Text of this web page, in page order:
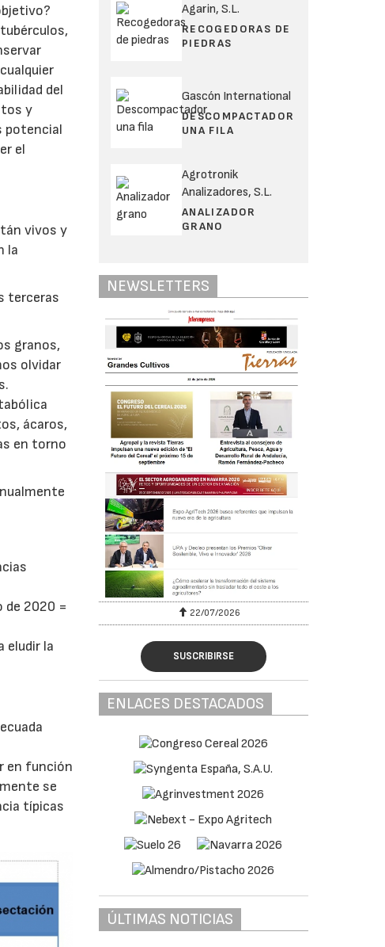
del
y
potencial
el
vivos y
la
terceras
granos,
olvidar
ácaros,
en torno
de 2020 =
eludir la
en función
se
típicas
Agarin, S.L.
RECOGEDORAS DE
PIEDRAS
Gascón International
DESCOMPACTADOR
UNA FILA
Agrotronik
Analizadores, S.L.
ANALIZADOR
GRANO
NEWSLETTERS
2026 22/07/2026
SUSCRIBIRSE
ENLACES DESTACADOS
ÚLTIMAS NOTICIAS